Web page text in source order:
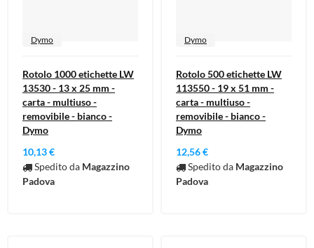
Dymo
Rotolo 1000 etichette LW
13530 - 13 x 25 mm -
carta - multiuso -
removibile - bianco -
Dymo
10,13 €
Spedito da Magazzino
Padova
Dymo
Rotolo 500 etichette LW
113550 - 19 x 51 mm -
carta - multiuso -
removibile - bianco -
Dymo
12,56 €
Spedito da Magazzino
Padova